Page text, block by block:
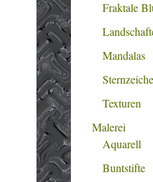
Fraktale
Mandalas
Texturen
Malerei
Aquarell
Buntstifte